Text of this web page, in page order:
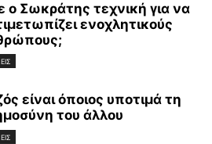
ο Σωκράτης τεχνική για να
ενοχλητικούς
είναι όποιος υποτιμά τη
του άλλου